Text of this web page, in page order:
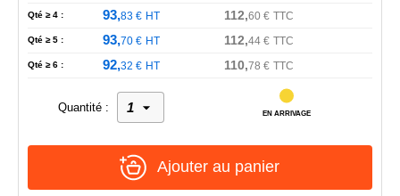
Qté ≥ 4 : 93,83€ HT 112,60€ TTC
Qté ≥ 5 : 93,70€ HT 112,44€ TTC
Qté ≥ 6 : 92,32 € HT 110,78 € TTC
Quantité :
EN ARRIVAGE
Ajouter au panier